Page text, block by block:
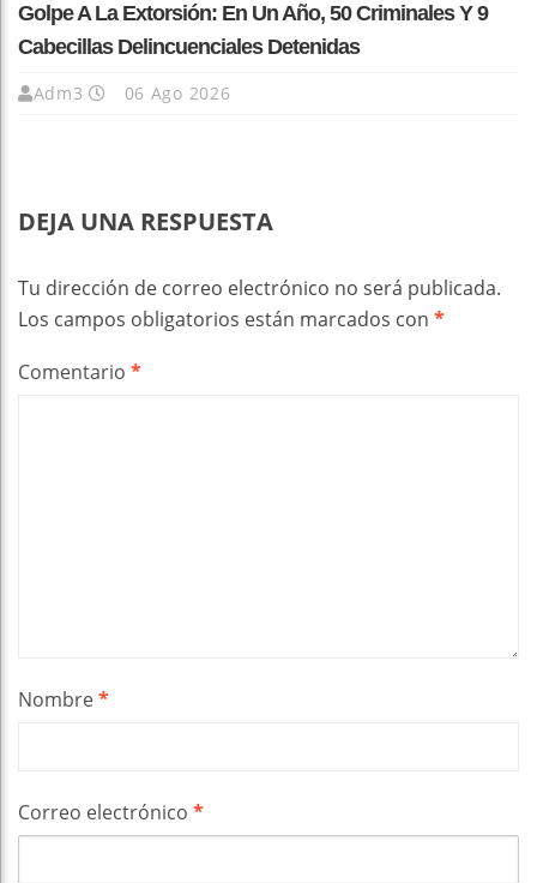
Golpe A La Extorsión: En Un Año, 50 Criminales Y 9
Cabecillas Delincuenciales Detenidas
Adm3 06 Ago 2026
DEJA UNA RESPUESTA
Tu dirección de correo electrónico no será publicada.
Los campos obligatorios están marcados con *
Comentario *
Nombre*
Correo electrónico *